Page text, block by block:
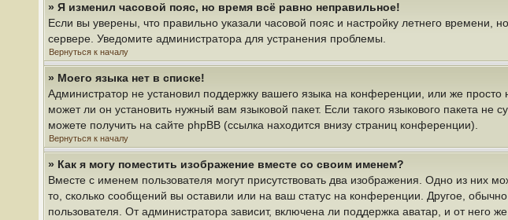
» Я изменил часовой пояс, но время всё равно неправильное!
Если вы уверены, что правильно указали часовой пояс и настройку летнего
сервере. Уведомите администратора для устранения проблемы.
Вернуться к началу
» Моего языка нет в списке!
Администратор не установил поддержку вашего языка на конференции, или же
может ли он установить нужный вам языковой пакет. Если такого языкового пакета
можете получить на сайте phpBB (ссылка находится внизу страниц конференции).
Вернуться к началу
» Как я могу поместить изображение вместе со своим именем?
Вместе с именем пользователя могут присутствовать два изображения. Одно из них
то, сколько сообщений вы оставили или на ваш статус на конференции. Другое,
пользователя. От администратора зависит, включена ли поддержка аватар, и от него